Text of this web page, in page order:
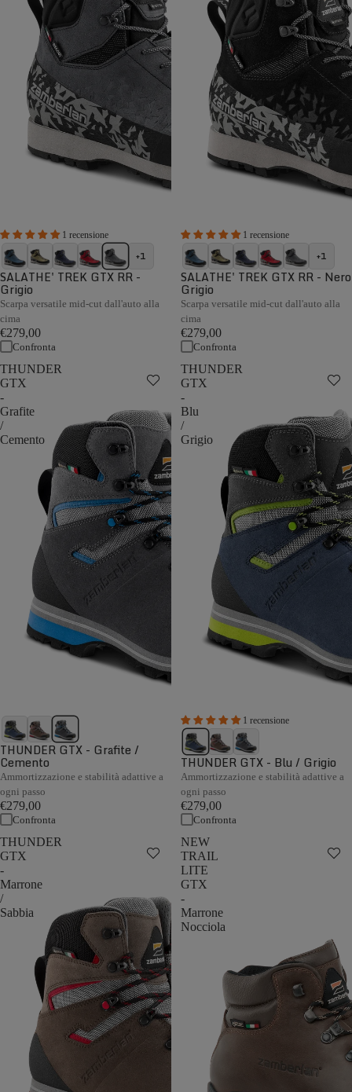
1 recensione
+1
SALATHE' TREK GTX RR -
Grigio
Scarpa versatile mid-cut dall'auto alla
cima
€279,00
Confronta
1 recensione
+1
SALATHE' TREK GTX RR - Nero
Grigio
Scarpa versatile mid-cut dall'auto alla
cima
€279,00
Confronta
THUNDER
GTX
-
Grafite
/
Cemento
THUNDER GTX - Grafite /
Cemento
Ammortizzazione e stabilità adattive a
ogni passo
€279,00
Confronta
THUNDER
GTX
-
Blu
/
Grigio
1 recensione
THUNDER GTX - Blu / Grigio
Ammortizzazione e stabilità adattive a
ogni passo
€279,00
Confronta
THUNDER
GTX
-
Marrone
/
Sabbia
NEW
TRAIL
LITE
GTX
-
Marrone
Nocciola